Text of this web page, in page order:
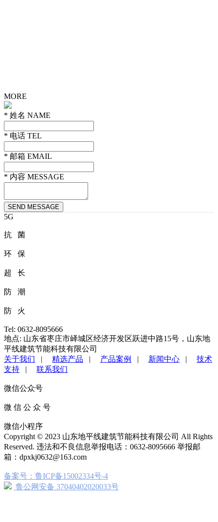
MORE
* 姓名 NAME
* 电话 TEL
* 邮箱 EMAIL
* 内容 MESSAGE
SEND MESSAGE
5G
抗 菌
环 保
超 长
防 潮
防 火
Tel: 0632-8095666
地点: 山东省枣庄市峄城区经济开发区跃进中路15号，山东地
平线建筑节能科技有限公司
关于我们 | 精选产品 | 产品案例 | 新闻中心 | 技术
支持 | 联系我们
微信公众号
微 信 公 众 号
微信小程序
Copyright © 2023 山东地平线建筑节能科技有限公司 All Rights
Reserved. 违法和不良信息举报电话：0632-8095666 举报邮
箱：dpxkj0632@163.com
备案号：鲁ICP备15002334号-4
鲁公网安备 37040402020033号